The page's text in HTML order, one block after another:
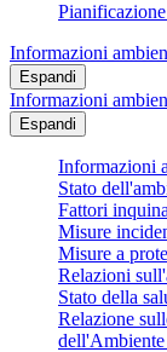
Informazioni
Espandi
Informazioni
Espandi
Informazioni
Stato
Fattori
Misure
Misure a
Relazioni
Stato della
Relazione